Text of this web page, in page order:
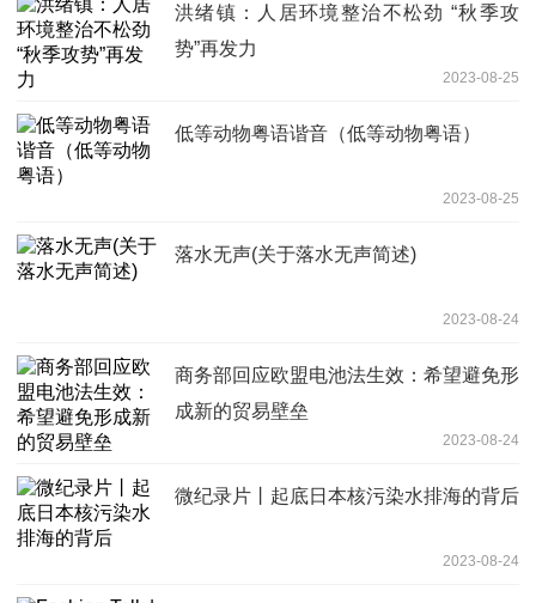
洪绪镇：人居环境整治不松劲 “秋季攻
势”再发力
2023-08-25
低等动物粤语谐音（低等动物粤语）
2023-08-25
落水无声(关于落水无声简述)
2023-08-24
商务部回应欧盟电池法生效：希望避免形
成新的贸易壁垒
2023-08-24
微纪录片丨起底日本核污染水排海的背后
2023-08-24